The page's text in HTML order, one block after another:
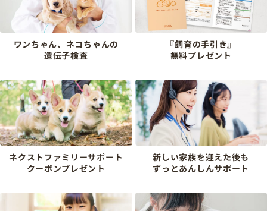
ワンちゃん、ネコちゃんの
遺伝子検査
『飼育の手引き』
無料プレゼント
ネクストファミリーサポート
クーポンプレゼント
新しい家族を迎えた後も
ずっとあんしんサポート